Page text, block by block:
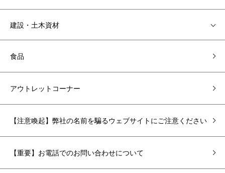
建設・土木資材
食品
アウトレットコーナー
【注意喚起】弊社の名前を騙るウェブサイトにご注意ください
【重要】お電話でのお問い合わせについて